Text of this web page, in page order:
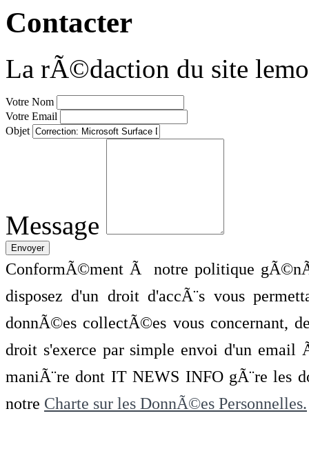
Contacter
La rÃ©daction du site
Votre Nom
Votre Email
Objet
Message
ConformÃ©ment Ã notre politique
disposez d'un droit d'accÃ¨s vous
donnÃ©es collectÃ©es vous concernant,
droit s'exerce par simple envoi d'un
maniÃ¨re dont IT NEWS INFO gÃ¨re les
notre Charte sur les DonnÃ©es Personnelles.